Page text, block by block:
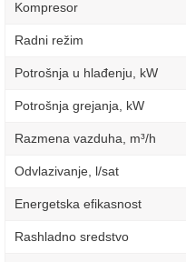
Kompresor
Radni režim
Potrošnja u hlađenju, kW
Potrošnja grejanja, kW
Razmena vazduha, m³/h
Odvlazivanje, l/sat
Energetska efikasnost
Rashladno sredstvo